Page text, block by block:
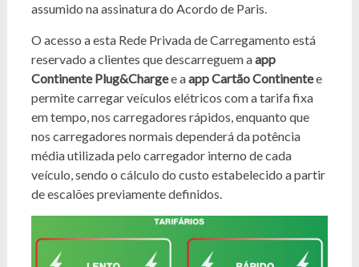
assumido na assinatura do Acordo de Paris.
O acesso a esta Rede Privada de Carregamento está
reservado a clientes que descarreguem aapp
Continente Plug&Chargee aapp Cartão Continentee
permite carregar veículos elétricos com a tarifa fixa
em tempo, nos carregadores rápidos, enquanto que
nos carregadores normais dependerá da potência
média utilizada pelo carregador interno de cada
veículo, sendo o cálculo do custo estabelecido a partir
de escalões previamente definidos.